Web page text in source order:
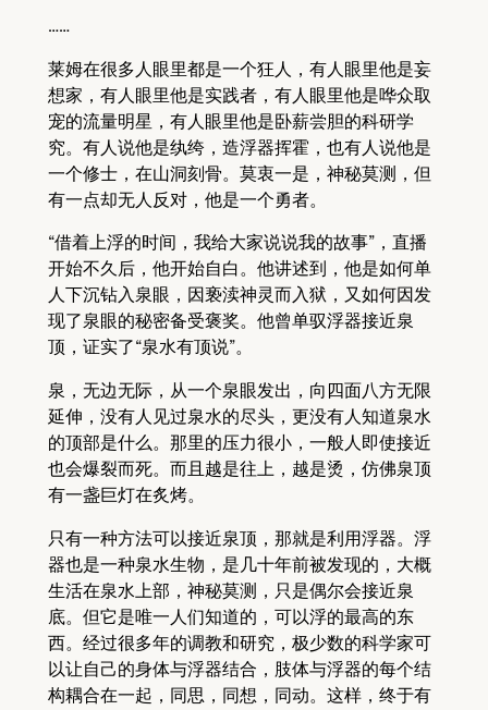
……
莱姆在很多人眼里都是一个狂人，有人眼里他是妄
想家，有人眼里他是实践者，有人眼里他是哗众取
宠的流量明星，有人眼里他是卧薪尝胆的科研学
究。有人说他是纨绔，造浮器挥霍，也有人说他是
一个修士，在山洞刻骨。莫衷一是，神秘莫测，但
有一点却无人反对，他是一个勇者。
“借着上浮的时间，我给大家说说我的故事”，直播
开始不久后，他开始自白。他讲述到，他是如何单
人下沉钻入泉眼，因亵渎神灵而入狱，又如何因发
现了泉眼的秘密备受褒奖。他曾单驭浮器接近泉
顶，证实了“泉水有顶说”。
泉，无边无际，从一个泉眼发出，向四面八方无限
延伸，没有人见过泉水的尽头，更没有人知道泉水
的顶部是什么。那里的压力很小，一般人即使接近
也会爆裂而死。而且越是往上，越是烫，仿佛泉顶
有一盏巨灯在炙烤。
只有一种方法可以接近泉顶，那就是利用浮器。浮
器也是一种泉水生物，是几十年前被发现的，大概
生活在泉水上部，神秘莫测，只是偶尔会接近泉
底。但它是唯一人们知道的，可以浮的最高的东
西。经过很多年的调教和研究，极少数的科学家可
以让自己的身体与浮器结合，肢体与浮器的每个结
构耦合在一起，同思，同想，同动。这样，终于有